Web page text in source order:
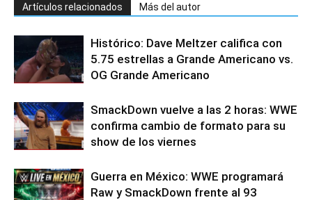
Artículos relacionados Más del autor
Histórico: Dave Meltzer califica con
5.75 estrellas a Grande Americano vs.
OG Grande Americano
SmackDown vuelve a las 2 horas: WWE
confirma cambio de formato para su
show de los viernes
Guerra en México: WWE programará
Raw y SmackDown frente al 93